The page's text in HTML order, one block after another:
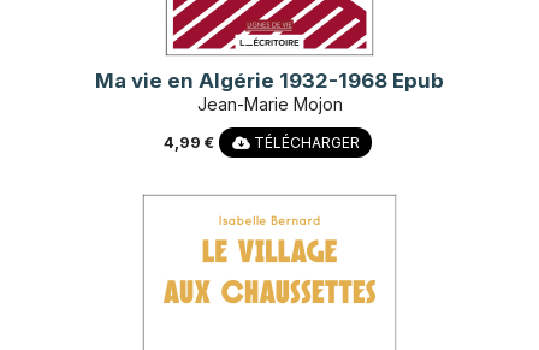
Ma vie en Algérie 1932-1968 Epub
Jean-Marie Mojon
4,99 € TÉLÉCHARGER